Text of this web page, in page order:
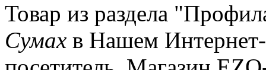
Товар из раздела
Сумах в Нашем